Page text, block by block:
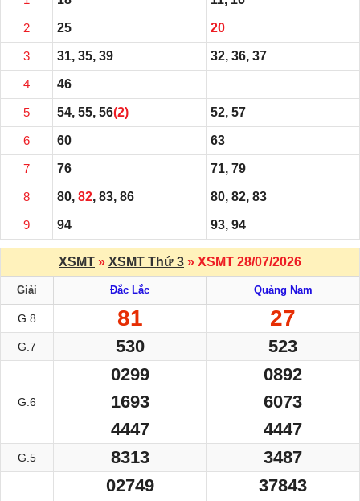
2 25 20
3 31, 35, 39 32, 36, 37
4 46
5 54, 55, 56(2) 52, 57
6 60 63
7 76 71, 79
8 80, 82, 83, 86 80, 82, 83
9 94 93, 94
XSMT » XSMT Thứ 3 » XSMT 28/07/2026
Giải Đắc Lắc Quảng Nam
G.8 81 27
G.7 530 523
G.6
0299
1693
4447
0892
6073
4447
G.5 8313 3487
02749
37843